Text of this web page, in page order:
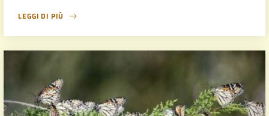
LEGGI DI PIÙ